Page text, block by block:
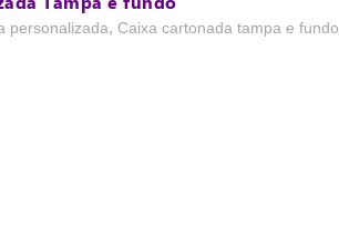
personalizada, Caixa cartonada tampa e fundo